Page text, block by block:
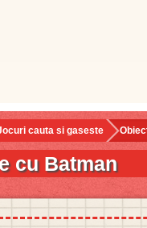
cauta si gaseste
cu Batman